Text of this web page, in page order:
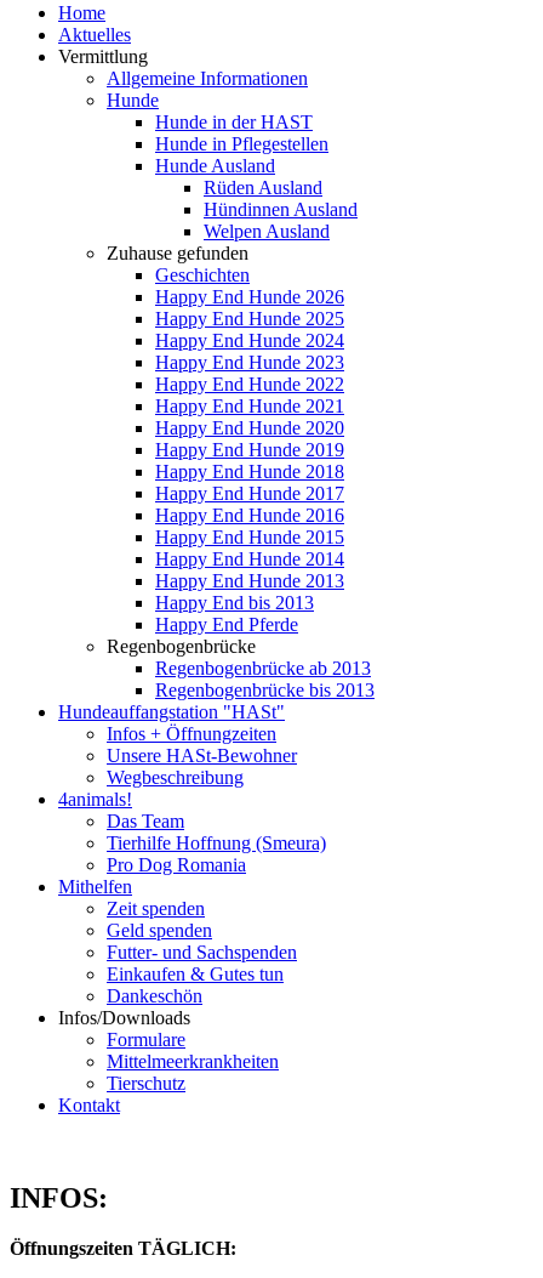
Home
Aktuelles
Vermittlung
Allgemeine Informationen
Hunde
Hunde in der HAST
Hunde in Pflegestellen
Hunde Ausland
Rüden Ausland
Hündinnen Ausland
Welpen Ausland
Zuhause gefunden
Geschichten
Happy End Hunde 2026
Happy End Hunde 2025
Happy End Hunde 2024
Happy End Hunde 2023
Happy End Hunde 2022
Happy End Hunde 2021
Happy End Hunde 2020
Happy End Hunde 2019
Happy End Hunde 2018
Happy End Hunde 2017
Happy End Hunde 2016
Happy End Hunde 2015
Happy End Hunde 2014
Happy End Hunde 2013
Happy End bis 2013
Happy End Pferde
Regenbogenbrücke
Regenbogenbrücke ab 2013
Regenbogenbrücke bis 2013
Hundeauffangstation "HASt"
Infos + Öffnungzeiten
Unsere HASt-Bewohner
Wegbeschreibung
4animals!
Das Team
Tierhilfe Hoffnung (Smeura)
Pro Dog Romania
Mithelfen
Zeit spenden
Geld spenden
Futter- und Sachspenden
Einkaufen & Gutes tun
Dankeschön
Infos/Downloads
Formulare
Mittelmeerkrankheiten
Tierschutz
Kontakt
INFOS:
Öffnungszeiten TÄGLICH: